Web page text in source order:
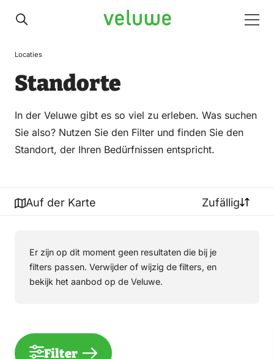
Veluwe
Locaties
Standorte
In der Veluwe gibt es so viel zu erleben. Was suchen
Sie also? Nutzen Sie den Filter und finden Sie den
Standort, der Ihren Bedürfnissen entspricht.
Auf der Karte Zufällig
Er zijn op dit moment geen resultaten die bij je
filters passen. Verwijder of wijzig de filters, en
bekijk het aanbod op de Veluwe.
Filter